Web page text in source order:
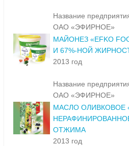
Название
ОАО «ЭФИРНОЕ»
МАЙОНЕЗ «EFKO
И 67%-НОЙ
2013 год
Название
ОАО «ЭФИРНОЕ»
МАСЛО ОЛИВКОВОЕ
ОТЖИМА
2013 год